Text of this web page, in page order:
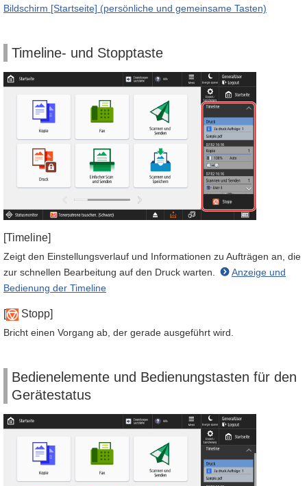
Bildschirm [Startseite] (persönliche und gemeinsame Tasten)
Timeline- und Stopptaste
[Timeline]
Zeigt den Einstellungsverlauf und Informationen zu Aufträgen an, die
zur schnellen Bearbeitung auf den Druck warten.
Anzeige und
Bedienung der Timeline
[ Stopp]
Bricht einen Vorgang ab, der gerade ausgeführt wird.
Bedienelemente und Bedienungstasten für den
Gerätestatus